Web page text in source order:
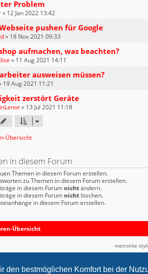
den bestmöglichen Komfort bei der
Problem
» 12 Jan 2022 13:42
pushen für Google
» 18 Nov 2021 09:33
aufmachen, was beachten?
» 11 Aug 2021 14:11
ausweisen müssen?
19 Aug 2021 11:21
zerstört Geräte
» 13 Jul 2021 11:18
Übersicht
in diesem Forum
Themen in diesem Forum erstellen.
zu Themen in diesem Forum erstellen.
in diesem Forum nichtändern.
in diesem Forum nicht löschen.
in diesem Forum erstellen.
Übersicht
metrolike